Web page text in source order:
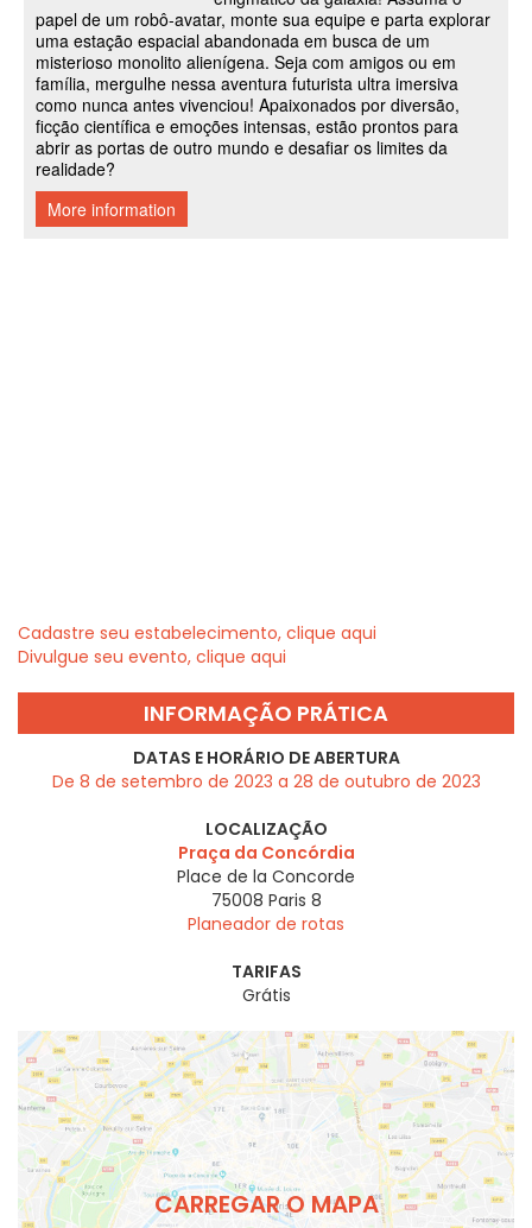
Cadastre seu estabelecimento, clique aqui
Divulgue seu evento, clique aqui
INFORMAÇÃO PRÁTICA
DATAS E HORÁRIO DE ABERTURA
De 8 de setembro de 2023 a 28 de outubro de 2023
LOCALIZAÇÃO
Praça da Concórdia
Place de la Concorde
75008 Paris 8
Planeador de rotas
TARIFAS
Grátis
CARREGAR O MAPA